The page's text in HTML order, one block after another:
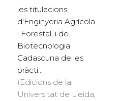
les titulacions
d'Enginyeria Agrícola
i Forestal, i de
Biotecnologia.
Cadascuna de les
pràcti...
(Edicions de la
Universitat de Lleida,